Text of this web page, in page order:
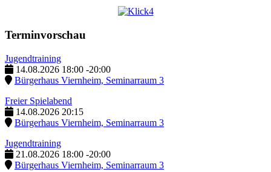
Terminvorschau
Jugendtraining
14.08.2026 18:00 -20:00
Bürgerhaus Viernheim, Seminarraum 3
Freier Spielabend
14.08.2026 20:15
Bürgerhaus Viernheim, Seminarraum 3
Jugendtraining
21.08.2026 18:00 -20:00
Bürgerhaus Viernheim, Seminarraum 3